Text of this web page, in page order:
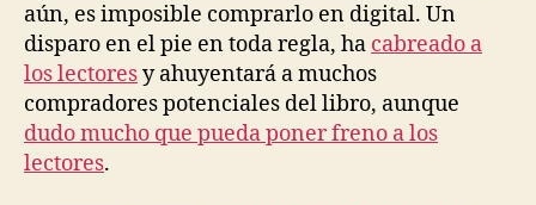
aún, es imposible comprarlo en digital. Un
disparo en el pie en toda regla, ha cabreado a
los lectoresy ahuyentará a muchos
compradores potenciales del libro, aunque
dudo mucho que pueda poner freno a los
lectores.